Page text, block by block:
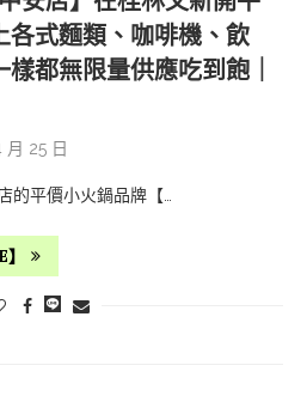
各式麵類、咖啡機、飲
都無限量供應吃到飽｜
25 日
的平價小火鍋品牌【…